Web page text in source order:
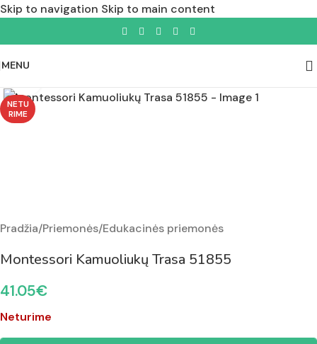
Skip to navigation Skip to main content
MENU
NETU
RIME
Pradžia/Priemonės/Edukacinės priemonės
Montessori Kamuoliukų Trasa 51855
41.05€
Neturime